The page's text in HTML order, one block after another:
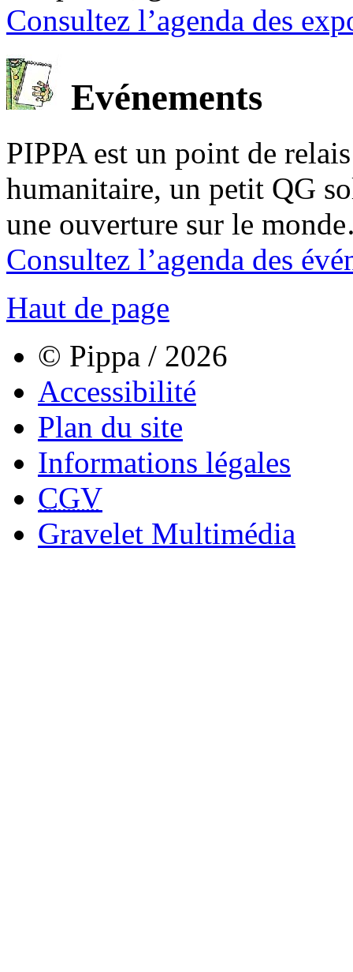
Consultez l’agenda des
Evénements
PIPPA est un point de
humanitaire, un petit QG
une ouverture sur le
Consultez l’agenda des
Haut de page
© Pippa / 2026
Accessibilité
Plan du site
Informations légales
CGV
Gravelet Multimédia